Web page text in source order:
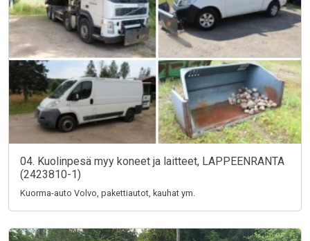
04. Kuolinpesä myy koneet ja laitteet, LAPPEENRANTA
(2423810-1)
Kuorma-auto Volvo, pakettiautot, kauhat ym.